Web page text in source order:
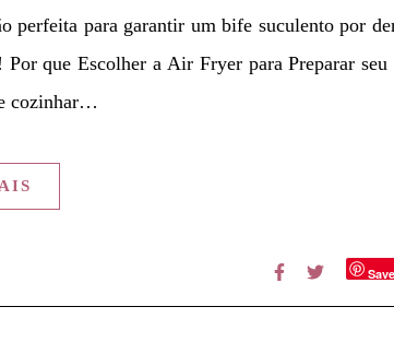
para garantir um bife suculento por
que Escolher a Air Fryer para Preparar
cozinhar…
Save